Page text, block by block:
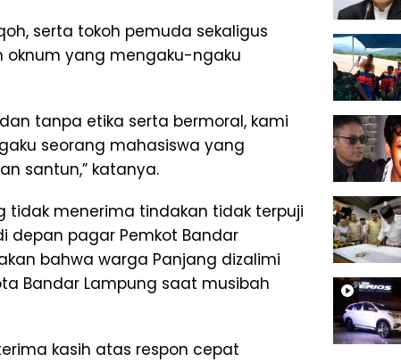
serta tokoh pemuda sekaligus
oknum yang mengaku-ngaku
tanpa etika serta bermoral, kami
seorang mahasiswa yang
santun,” katanya.
tidak menerima tindakan tidak terpuji
depan pagar Pemkot Bandar
bahwa warga Panjang dizalimi
Bandar Lampung saat musibah
kasih atas respon cepat